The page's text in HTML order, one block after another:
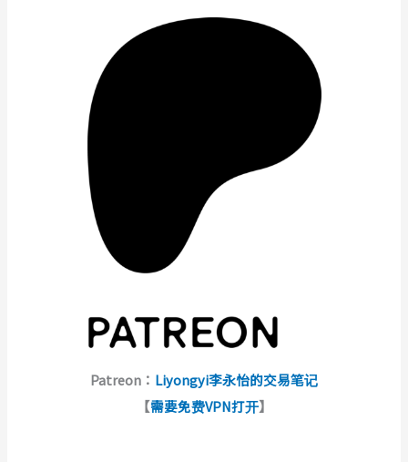
Patreon： Liyongyi李永怡的交易笔记
【需要免费VPN打开】